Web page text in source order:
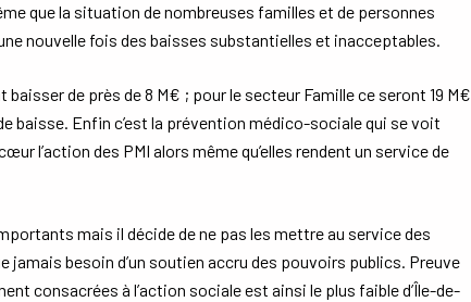
que la situation de nombreuses familles et de personnes
nouvelle fois des baisses substantielles et inacceptables.
de près de 8 M€ ; pour le secteur Famille ce seront 19 M€
baisse. Enfin c’est la prévention médico-sociale qui se voit
l’action des PMI alors même qu’elles rendent un service de
mais il décide de ne pas les mettre au service des
besoin d’un soutien accru des pouvoirs publics. Preuve
consacrées à l’action sociale est ainsi le plus faible d’Île-de-